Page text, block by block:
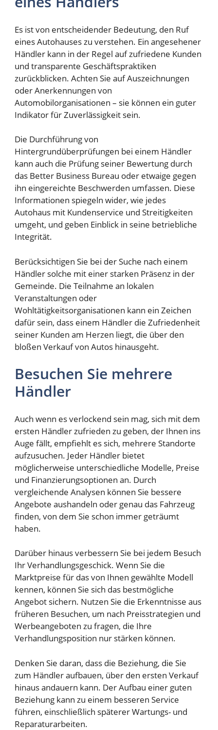
Es ist von entscheidender Bedeutung, den Ruf
eines Autohauses zu verstehen. Ein angesehener
Händler kann in der Regel auf zufriedene Kunden
und transparente Geschäftspraktiken
zurückblicken. Achten Sie auf Auszeichnungen
oder Anerkennungen von
Automobilorganisationen – sie können ein guter
Indikator für Zuverlässigkeit sein.
Die Durchführung von
Hintergrundüberprüfungen bei einem Händler
kann auch die Prüfung seiner Bewertung durch
das Better Business Bureau oder etwaige gegen
ihn eingereichte Beschwerden umfassen. Diese
Informationen spiegeln wider, wie jedes
Autohaus mit Kundenservice und Streitigkeiten
umgeht, und geben Einblick in seine betriebliche
Integrität.
Berücksichtigen Sie bei der Suche nach einem
Händler solche mit einer starken Präsenz in der
Gemeinde. Die Teilnahme an lokalen
Veranstaltungen oder
Wohltätigkeitsorganisationen kann ein Zeichen
dafür sein, dass einem Händler die Zufriedenheit
seiner Kunden am Herzen liegt, die über den
bloßen Verkauf von Autos hinausgeht.
Besuchen Sie mehrere
Händler
Auch wenn es verlockend sein mag, sich mit dem
ersten Händler zufrieden zu geben, der Ihnen ins
Auge fällt, empfiehlt es sich, mehrere Standorte
aufzusuchen. Jeder Händler bietet
möglicherweise unterschiedliche Modelle, Preise
und Finanzierungsoptionen an. Durch
vergleichende Analysen können Sie bessere
Angebote aushandeln oder genau das Fahrzeug
finden, von dem Sie schon immer geträumt
haben.
Darüber hinaus verbessern Sie bei jedem Besuch
Ihr Verhandlungsgeschick. Wenn Sie die
Marktpreise für das von Ihnen gewählte Modell
kennen, können Sie sich das bestmögliche
Angebot sichern. Nutzen Sie die Erkenntnisse aus
früheren Besuchen, um nach Preisstrategien und
Werbeangeboten zu fragen, die Ihre
Verhandlungsposition nur stärken können.
Denken Sie daran, dass die Beziehung, die Sie
zum Händler aufbauen, über den ersten Verkauf
hinaus andauern kann. Der Aufbau einer guten
Beziehung kann zu einem besseren Service
führen, einschließlich späterer Wartungs- und
Reparaturarbeiten.